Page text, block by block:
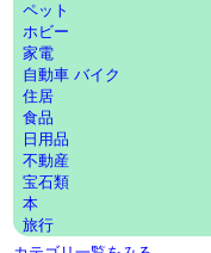
ペット
ホビー
家電
自動車 バイク
住居
食品
日用品
不動産
宝石類
本
旅行